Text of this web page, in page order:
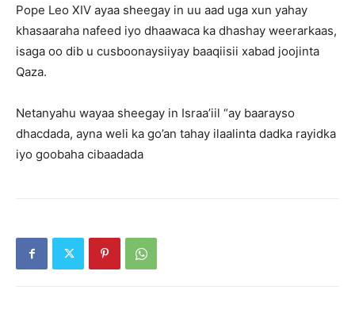
Pope Leo XIV ayaa sheegay in uu aad uga xun yahay
khasaaraha nafeed iyo dhaawaca ka dhashay weerarkaas,
isaga oo dib u cusboonaysiiyay baaqiisii xabad joojinta
Qaza.
Netanyahu wayaa sheegay in Israa’iil “ay baarayso
dhacdada, ayna weli ka go’an tahay ilaalinta dadka rayidka
iyo goobaha cibaadada